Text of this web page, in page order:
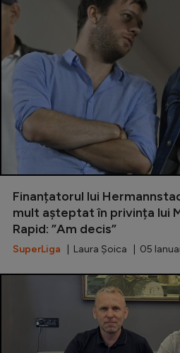
Finanțatorul lui
mult așteptat în privința lui
Rapid: ”Am decis”
SuperLiga | Laura Șoica | 05